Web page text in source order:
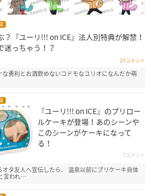
？『ユーリ!!! on ICE』法人別特典が解禁！
迷っちゃう！？
25コメント
な勇利とお酒飲めないコドモなユリオになんだか萌
『ユーリ!!! on ICE』のプリロー
ルケーキが登場！あのシーンや
このシーンがケーキになって
る！
7コメント
タ友人へ宣伝したら、 温泉以前にプリケーキ自体
言われ…